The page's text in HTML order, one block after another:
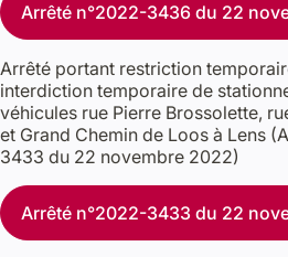
Arrêté n°2022-3436 du 22
Arrêté portant restriction
interdiction temporaire de
véhicules rue Pierre Brossolette,
et Grand Chemin de Loos à Lens
3433 du 22 novembre 2022)
Arrêté n°2022-3433 du 22